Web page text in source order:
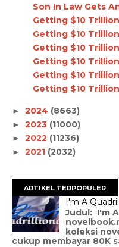
Son In Law Gets
Getting $10
Getting $10
Getting $10
Getting $10
Getting $10
Getting $10
► 2024 (8663)
► 2023 (11000)
► 2022 (11236)
► 2021 (2032)
ARTIKEL TERPOPULER
I'm A
Judul: I'm
koleksi
cukup membayar 80K